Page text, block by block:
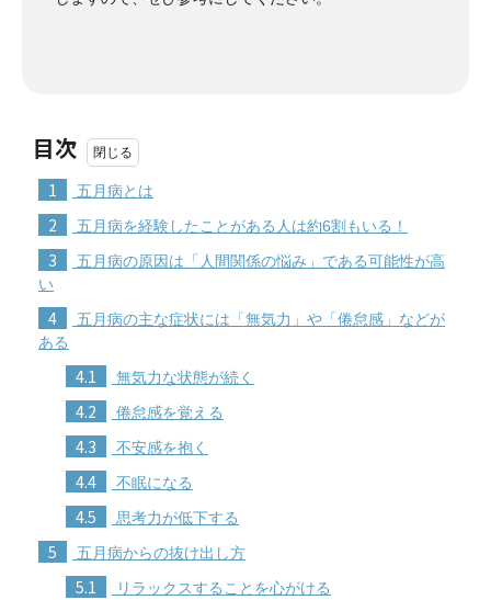
目次
1 五月病とは
2 五月病を経験したことがある人は約6割もいる！
3
五月病の原因は「人間関係の悩み」である可能性が高
い
4
五月病の主な症状には「無気力」や「倦怠感」などが
ある
4.1 無気力な状態が続く
4.2 倦怠感を覚える
4.3 不安感を抱く
4.4 不眠になる
4.5 思考力が低下する
5 五月病からの抜け出し方
5.1 リラックスすることを心がける